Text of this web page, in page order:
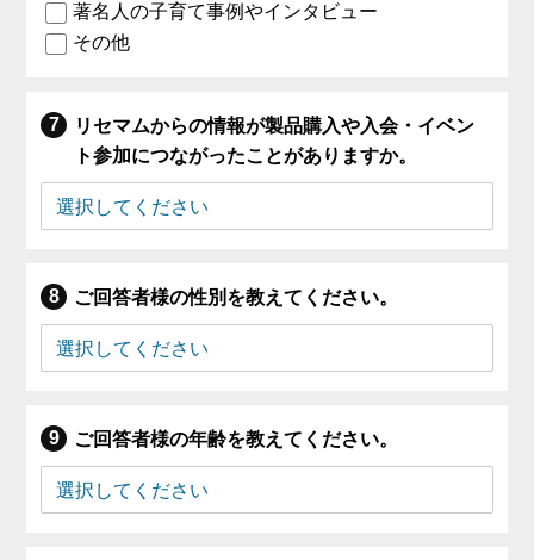
著名人の子育て事例やインタビュー
その他
リセマムからの情報が製品購入や入会・イベン
ト参加につながったことがありますか。
ご回答者様の性別を教えてください。
ご回答者様の年齢を教えてください。